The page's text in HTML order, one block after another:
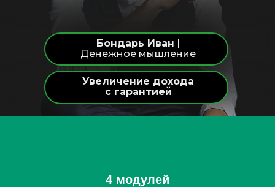
Бондарь Иван |
Денежное мышление
Увеличение дохода
с гарантией
4 модулей